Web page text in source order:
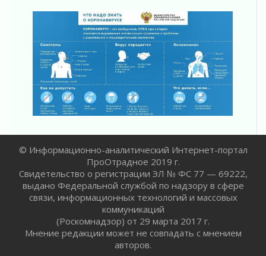
02 августа 2026
В Ивангороде назвали новых почетных
граждан Ленинградской области
02 августа 2026
Готовность №1
02 августа 2026
Километровые столбы «Дороги жизни»
отправили на реставрацию
Ленобласть внедрила передовую подготовку
операторов БПЛА
В Ивангороде появилась «Избушка-
воробушка»
02 августа 2026
Юхла, мука, кантеле и Водяной
01 августа 2026
Лето катится с горки
© Информационно-аналитический Интернет-портал
ПроОтрадное 2019 г.
Свидетельство о регистрации ЭЛ № ФС 77 — 69222,
выдано Федеральной службой по надзору в сфере
связи, информационных технологий и массовых
коммуникаций
(Роскомнадзор) от 29 марта 2017 г.
Мнение редакции может не совпадать с мнением
авторов.